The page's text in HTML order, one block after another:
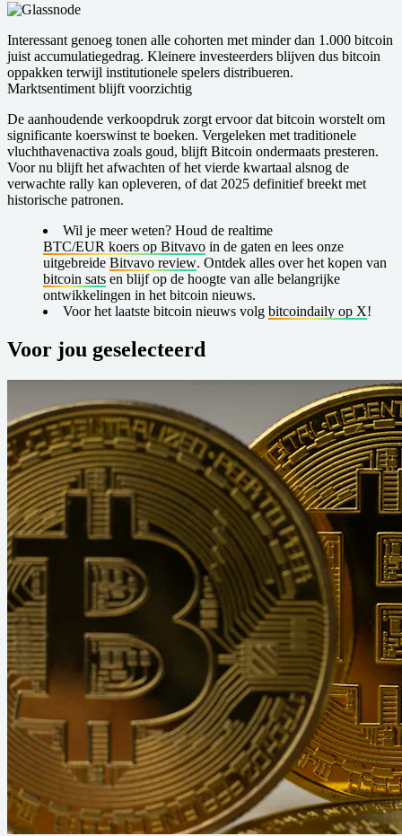
Interessant genoeg tonen alle cohorten met minder dan 1.000 bitcoin
juist accumulatiegedrag. Kleinere investeerders blijven dus bitcoin
oppakken terwijl institutionele spelers distribueren.
Marktsentiment blijft voorzichtig
De aanhoudende verkoopdruk zorgt ervoor dat bitcoin worstelt om
significante koerswinst te boeken. Vergeleken met traditionele
vluchthavenactiva zoals goud, blijft Bitcoin ondermaats presteren.
Voor nu blijft het afwachten of het vierde kwartaal alsnog de
verwachte rally kan opleveren, of dat 2025 definitief breekt met
historische patronen.
Wil je meer weten? Houd de realtime
BTC/EUR koers op Bitvavo in de gaten en lees onze
uitgebreide Bitvavo review. Ontdek alles over het kopen van
bitcoin sats en blijf op de hoogte van alle belangrijke
ontwikkelingen in het bitcoin nieuws.
Voor het laatste bitcoin nieuws volg bitcoindaily op X!
Voor jou geselecteerd